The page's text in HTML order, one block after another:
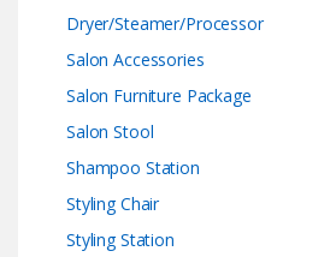
Dryer/Steamer/Processor
Salon Accessories
Salon Furniture Package
Salon Stool
Shampoo Station
Styling Chair
Styling Station